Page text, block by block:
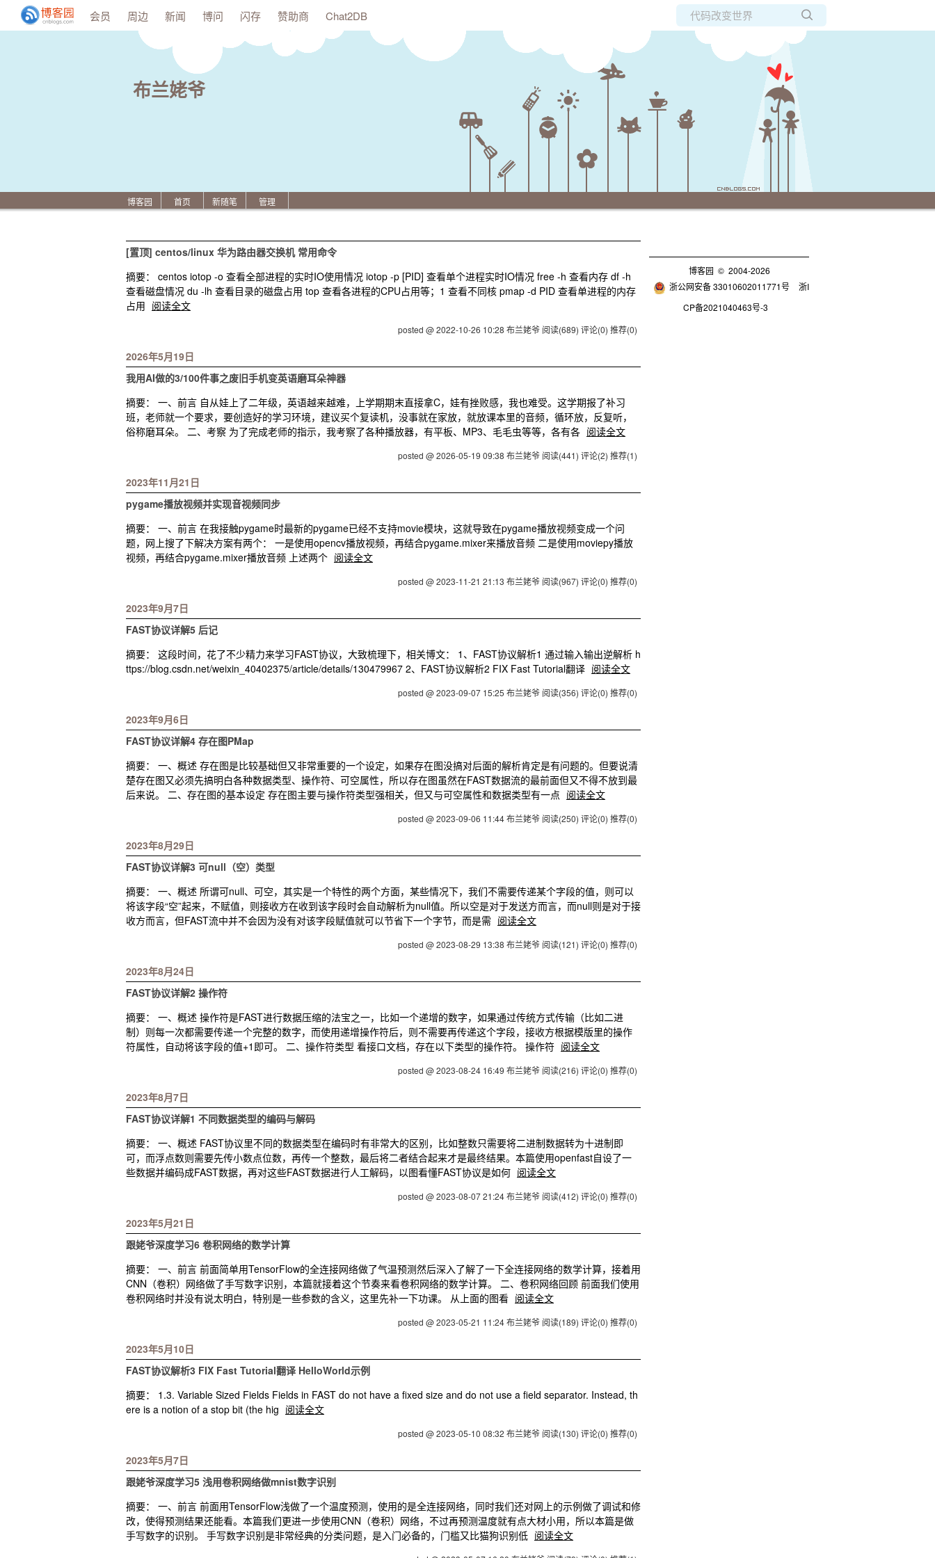
会员 周边 新闻 博问 闪存 赞助商 Chat2DB
所有博客
布兰姥爷
博客园 首页 新随笔 管理
[置顶] centos/linux 华为路由器交换机 常用命令
摘要： centos iotop -o 查看全部进程的实时IO使用情况 iotop -p [PID] 查看单个进程实时IO情况 free -h 查看内存 df -h
查看磁盘情况 du -lh 查看目录的磁盘占用 top 查看各进程的CPU占用等；1 查看不同核 pmap -d PID 查看单进程的内存
占用 阅读全文
posted @ 2022-10-26 10:28 布兰姥爷 阅读(689) 评论(0) 推荐(0)
2026年5月19日
我用AI做的3/100件事之废旧手机变英语磨耳朵神器
摘要： 一、前言 自从娃上了二年级，英语越来越难，上学期期末直接拿C，娃有挫败感，我也难受。这学期报了补习
班，老师就一个要求，要创造好的学习环境，建议买个复读机，没事就在家放，就放课本里的音频，循环放，反复听，
俗称磨耳朵。 二、考察 为了完成老师的指示，我考察了各种播放器，有平板、MP3、毛毛虫等等，各有各 阅读全文
posted @ 2026-05-19 09:38 布兰姥爷 阅读(441) 评论(2) 推荐(1)
2023年11月21日
pygame播放视频并实现音视频同步
摘要： 一、前言 在我接触pygame时最新的pygame已经不支持movie模块，这就导致在pygame播放视频变成一个问
题，网上搜了下解决方案有两个： 一是使用opencv播放视频，再结合pygame.mixer来播放音频 二是使用moviepy播放
视频，再结合pygame.mixer播放音频 上述两个 阅读全文
posted @ 2023-11-21 21:13 布兰姥爷 阅读(967) 评论(0) 推荐(0)
2023年9月7日
FAST协议详解5 后记
摘要： 这段时间，花了不少精力来学习FAST协议，大致梳理下，相关博文： 1、FAST协议解析1 通过输入输出逆解析 h
ttps://blog.csdn.net/weixin_40402375/article/details/130479967 2、FAST协议解析2 FIX Fast Tutorial翻译 阅读全文
posted @ 2023-09-07 15:25 布兰姥爷 阅读(356) 评论(0) 推荐(0)
2023年9月6日
FAST协议详解4 存在图PMap
摘要： 一、概述 存在图是比较基础但又非常重要的一个设定，如果存在图没搞对后面的解析肯定是有问题的。但要说清
楚存在图又必须先搞明白各种数据类型、操作符、可空属性，所以存在图虽然在FAST数据流的最前面但又不得不放到最
后来说。 二、存在图的基本设定 存在图主要与操作符类型强相关，但又与可空属性和数据类型有一点 阅读全文
posted @ 2023-09-06 11:44 布兰姥爷 阅读(250) 评论(0) 推荐(0)
2023年8月29日
FAST协议详解3 可null（空）类型
摘要： 一、概述 所谓可null、可空，其实是一个特性的两个方面，某些情况下，我们不需要传递某个字段的值，则可以
将该字段“空”起来，不赋值，则接收方在收到该字段时会自动解析为null值。所以空是对于发送方而言，而null则是对于接
收方而言，但FAST流中并不会因为没有对该字段赋值就可以节省下一个字节，而是需 阅读全文
posted @ 2023-08-29 13:38 布兰姥爷 阅读(121) 评论(0) 推荐(0)
2023年8月24日
FAST协议详解2 操作符
摘要： 一、概述 操作符是FAST进行数据压缩的法宝之一，比如一个递增的数字，如果通过传统方式传输（比如二进
制）则每一次都需要传递一个完整的数字，而使用递增操作符后，则不需要再传递这个字段，接收方根据模版里的操作
符属性，自动将该字段的值+1即可。 二、操作符类型 看接口文档，存在以下类型的操作符。 操作符 阅读全文
posted @ 2023-08-24 16:49 布兰姥爷 阅读(216) 评论(0) 推荐(0)
2023年8月7日
FAST协议详解1 不同数据类型的编码与解码
摘要： 一、概述 FAST协议里不同的数据类型在编码时有非常大的区别，比如整数只需要将二进制数据转为十进制即
可，而浮点数则需要先传小数点位数，再传一个整数，最后将二者结合起来才是最终结果。本篇使用openfast自设了一
些数据并编码成FAST数据，再对这些FAST数据进行人工解码，以图看懂FAST协议是如何 阅读全文
posted @ 2023-08-07 21:24 布兰姥爷 阅读(412) 评论(0) 推荐(0)
2023年5月21日
跟姥爷深度学习6 卷积网络的数学计算
摘要： 一、前言 前面简单用TensorFlow的全连接网络做了气温预测然后深入了解了一下全连接网络的数学计算，接着用
CNN（卷积）网络做了手写数字识别，本篇就接着这个节奏来看卷积网络的数学计算。 二、卷积网络回顾 前面我们使用
卷积网络时并没有说太明白，特别是一些参数的含义，这里先补一下功课。 从上面的图看 阅读全文
posted @ 2023-05-21 11:24 布兰姥爷 阅读(189) 评论(0) 推荐(0)
2023年5月10日
FAST协议解析3 FIX Fast Tutorial翻译 HelloWorld示例
摘要： 1.3. Variable Sized Fields Fields in FAST do not have a fixed size and do not use a field separator. Instead, th
ere is a notion of a stop bit (the hig 阅读全文
posted @ 2023-05-10 08:32 布兰姥爷 阅读(130) 评论(0) 推荐(0)
2023年5月7日
跟姥爷深度学习5 浅用卷积网络做mnist数字识别
摘要： 一、前言 前面用TensorFlow浅做了一个温度预测，使用的是全连接网络，同时我们还对网上的示例做了调试和修
改，使得预测结果还能看。本篇我们更进一步使用CNN（卷积）网络，不过再预测温度就有点大材小用，所以本篇是做
手写数字的识别。 手写数字识别是非常经典的分类问题，是入门必备的，门槛又比猫狗识别低 阅读全文
博客园 © 2004-2026
浙公网安备 33010602011771号
浙I
CP备2021040463号-3